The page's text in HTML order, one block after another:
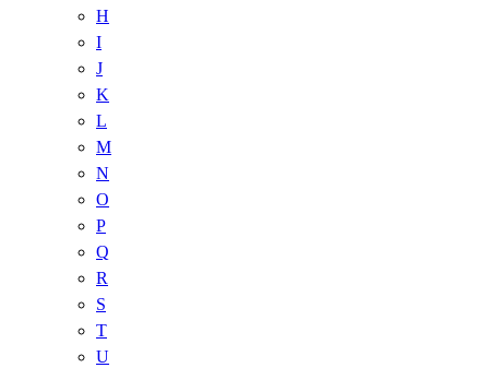
H
I
J
K
L
M
N
O
P
Q
R
S
T
U